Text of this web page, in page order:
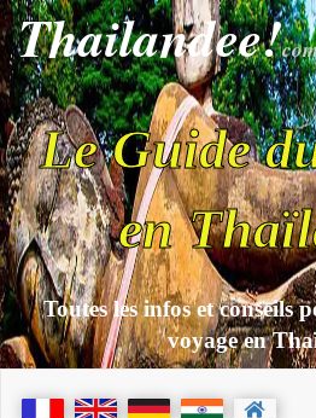
Thailandee!
Le Guide
en
Toutes les infos et conseils
voyage en